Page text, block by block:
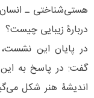
هستی‌‌‌شناختی ـ
دربارۀ زیبایی چیست؟
در پایان این
گفت: در پاسخ به
اندیشۀ هنر شکل